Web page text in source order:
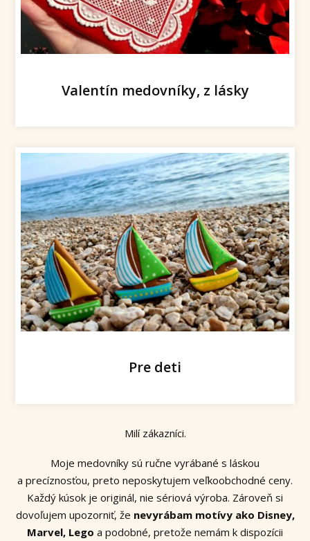
Valentín medovníky, z lásky
Pre deti
Milí zákazníci.
Moje medovníky sú ručne vyrábané s láskou
a precíznosťou, preto neposkytujem veľkoobchodné ceny.
Každý kúsok je originál, nie sériová výroba. Zároveň si
dovoľujem upozorniť, že nevyrábam motívy ako Disney,
Marvel, Lego a podobné, pretože nemám k dispozícii